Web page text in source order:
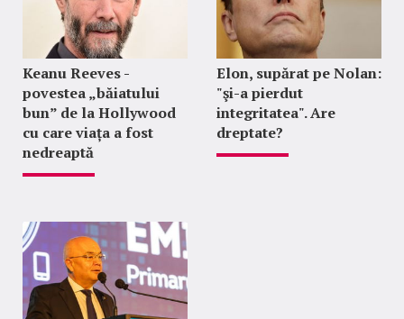
Keanu Reeves -
povestea „băiatului
bun” de la Hollywood
cu care viața a fost
nedreaptă
Elon, supărat pe Nolan:
"şi-a pierdut
integritatea". Are
dreptate?